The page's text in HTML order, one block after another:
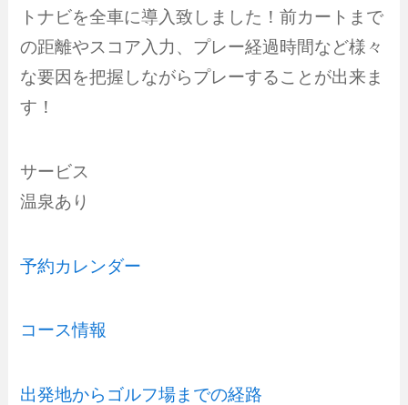
トナビを全車に導入致しました！前カートまで
の距離やスコア入力、プレー経過時間など様々
な要因を把握しながらプレーすることが出来ま
す！
サービス
温泉あり
予約カレンダー
コース情報
出発地からゴルフ場までの経路